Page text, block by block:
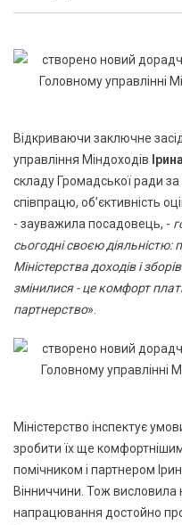
Відкриваючи заключне
управління Міндоходів
складу Громадської ради
співпрацю, об’єктивність
- зауважила посадовець, -
сьогодні своєю діяльністю:
Міністерства доходів і
змінилися - це комфорт
партнерство».
Міністерство інспектує
зробити їх ще
помічником і партнером
Вінниччини. Тож висловила
напрацювання достойно